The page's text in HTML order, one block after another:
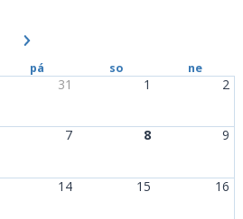
pá so ne
31 1 2
7 8 9
14 15 16